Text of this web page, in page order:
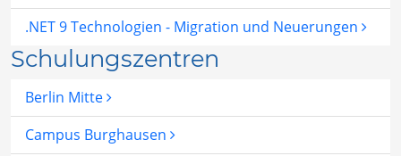
.NET 9 Technologien - Migration und Neuerungen
Schulungszentren
Berlin Mitte
Campus Burghausen